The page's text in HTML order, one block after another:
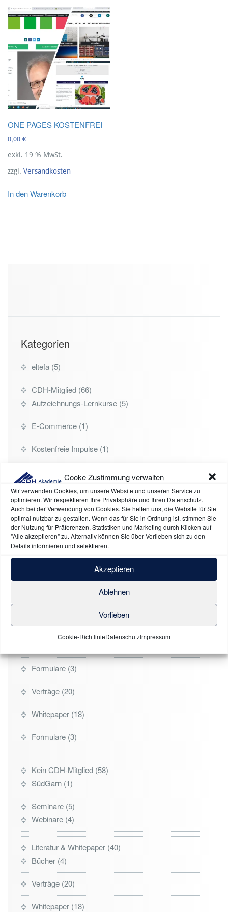
Cooke Zustimmung verwalten
Wir verwenden Cookies, um unsere Website und unseren Service zu
optimieren. Wir respektieren Ihre Privatsphäre und Ihren Datenschutz.
Auch bei der Verwendung von Cookies. Sie helfen uns, die Website für Sie
optimal nutzbar zu gestalten. Wenn das für Sie in Ordnung ist, stimmen Sie
der Nutzung für Präferenzen, Statistiken und Marketing durch Klicken auf
"Alle akzeptieren" zu. Alternativ können Sie über Vorlieben sich zu den
Details informieren und selektieren.
Akzeptieren
Ablehnen
Vorlieben
Cookie-RichtlinieDatenschutzImpressum
ONE PAGES KOSTENFREI
0,00 €
exkl. 19 % MwSt.
zzgl. Versandkosten
In den Warenkorb
Kategorien
eltefa 5
CDH-Mitglied 66
Aufzeichnungs-Lernkurse 5
E-Commerce 1
Kostenfreie Impulse 1
SEA & SEO 2
Social Media 1
SüdGarn 2
Formulare 3
Verträge 20
Whitepaper 18
Formulare 3
Kein CDH-Mitglied 58
SüdGarn 1
Seminare 5
Webinare 4
Literatur & Whitepaper 40
Bücher 4
Verträge 20
Whitepaper 18